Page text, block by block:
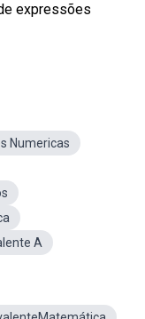
expressões
Numericas
A